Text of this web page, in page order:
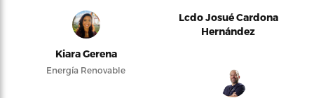
Kiara Gerena
Energía Renovable
Lcdo Josué Cardona
Hernández